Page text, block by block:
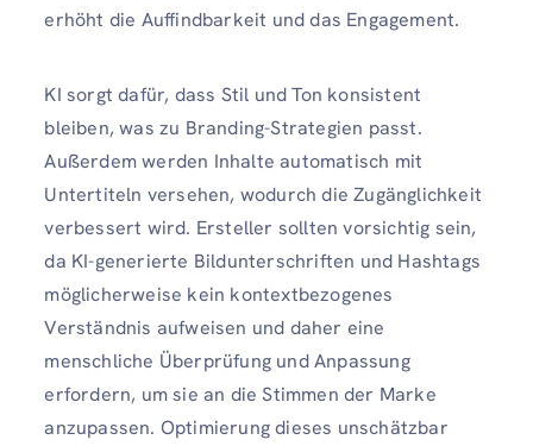
erhöht die Auffindbarkeit und das Engagement.
KI sorgt dafür, dass Stil und Ton konsistent
bleiben, was zu Branding-Strategien passt.
Außerdem werden Inhalte automatisch mit
Untertiteln versehen, wodurch die Zugänglichkeit
verbessert wird. Ersteller sollten vorsichtig sein,
da KI-generierte Bildunterschriften und Hashtags
möglicherweise kein kontextbezogenes
Verständnis aufweisen und daher eine
menschliche Überprüfung und Anpassung
erfordern, um sie an die Stimmen der Marke
anzupassen. Optimierung dieses unschätzbar